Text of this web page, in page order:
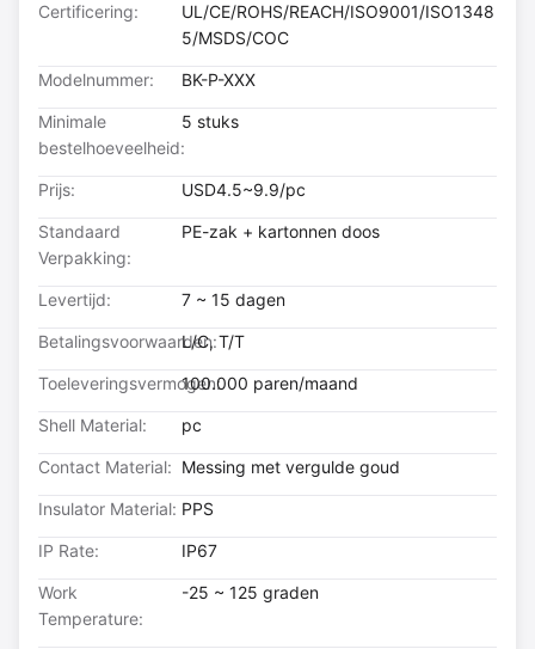
Certificering:
UL/CE/ROHS/REACH/ISO9001/ISO1348
5/MSDS/COC
Modelnummer: BK-P-XXX
Minimale
bestelhoeveelheid:
5 stuks
Prijs: USD4.5~9.9/pc
Standaard
Verpakking:
PE-zak + kartonnen doos
Levertijd: 7 ~ 15 dagen
Betalingsvoorwaarden:
L/C, T/T
Toeleveringsvermogen:100.000 paren/maand
Shell Material: pc
Contact Material: Messing met vergulde goud
Insulator Material: PPS
IP Rate: IP67
Work
Temperature:
-25 ~ 125 graden